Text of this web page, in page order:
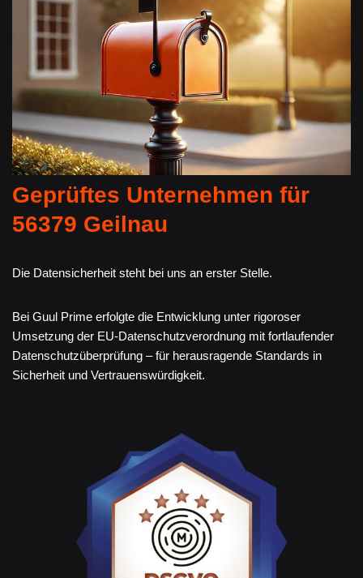
Geprüftes Unternehmen für
56379 Geilnau
Die Datensicherheit steht bei uns an erster Stelle.
Bei Guul Prime erfolgte die Entwicklung unter rigoroser
Umsetzung der EU-Datenschutzverordnung mit fortlaufender
Datenschutzüberprüfung – für herausragende Standards in
Sicherheit und Vertrauenswürdigkeit.